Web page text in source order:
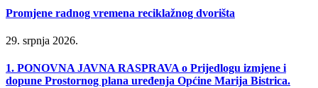
Promjene radnog vremena reciklažnog dvorišta
29. srpnja 2026.
1. PONOVNA JAVNA RASPRAVA o Prijedlogu izmjene i
dopune Prostornog plana uređenja Općine Marija Bistrica.